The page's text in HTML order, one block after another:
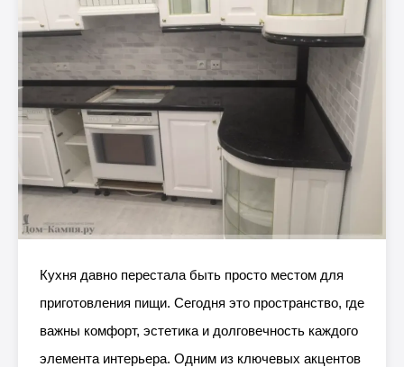
Кухня давно перестала быть просто местом для
приготовления пищи. Сегодня это пространство, где
важны комфорт, эстетика и долговечность каждого
элемента интерьера. Одним из ключевых акцентов